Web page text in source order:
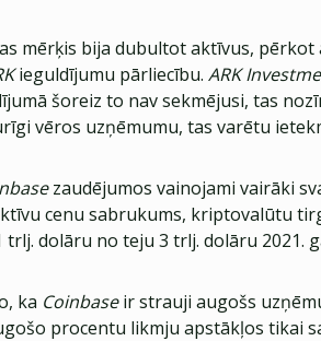
mērķis bija dubultot aktīvus,
ieguldījumu pārliecību. ARK
šoreiz to nav sekmējusi, tas
vēros uzņēmumu, tas varētu
zaudējumos vainojami vairāki
cenu sabrukums, kriptovalūtu
trlj. dolāru no teju 3 trlj. dolāru 2021.
ka Coinbaseir strauji augošs
procentu likmju apstākļos tikai